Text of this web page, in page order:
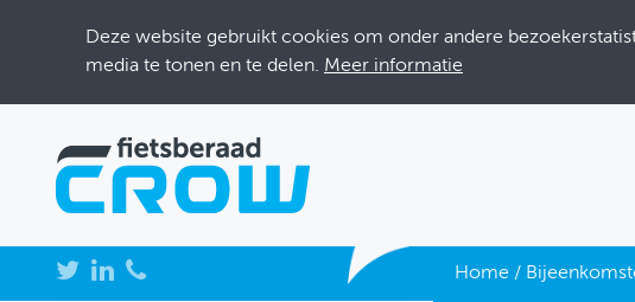
Deze website gebruikt cookies om onder andere
media te tonen en te delen. Meer informatie
NIEUWS Home /